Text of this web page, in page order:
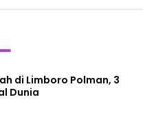
di Limboro Polman, 3
Dunia